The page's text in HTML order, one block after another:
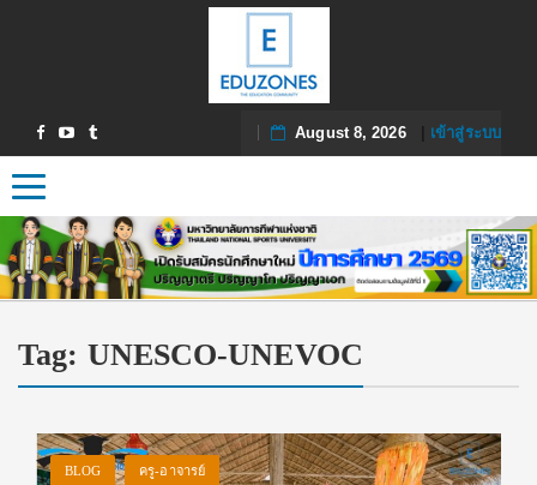
August 8, 2026| เข้าสู่ระบบ
Toggle navigation
Tag: UNESCO-UNEVOC
BLOG ครู-อาจารย์